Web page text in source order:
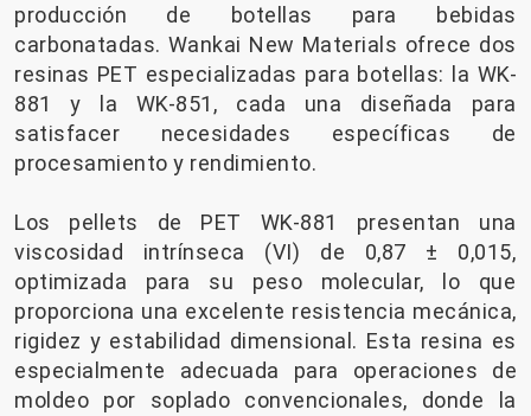
producción de botellas para bebidas
carbonatadas. Wankai New Materials ofrece dos
resinas PET especializadas para botellas: la WK-
881 y la WK-851, cada una diseñada para
satisfacer necesidades específicas de
procesamiento y rendimiento.
Los pellets de PET WK-881 presentan una
viscosidad intrínseca (VI) de 0,87 ± 0,015,
optimizada para su peso molecular, lo que
proporciona una excelente resistencia mecánica,
rigidez y estabilidad dimensional. Esta resina es
especialmente adecuada para operaciones de
moldeo por soplado convencionales, donde la